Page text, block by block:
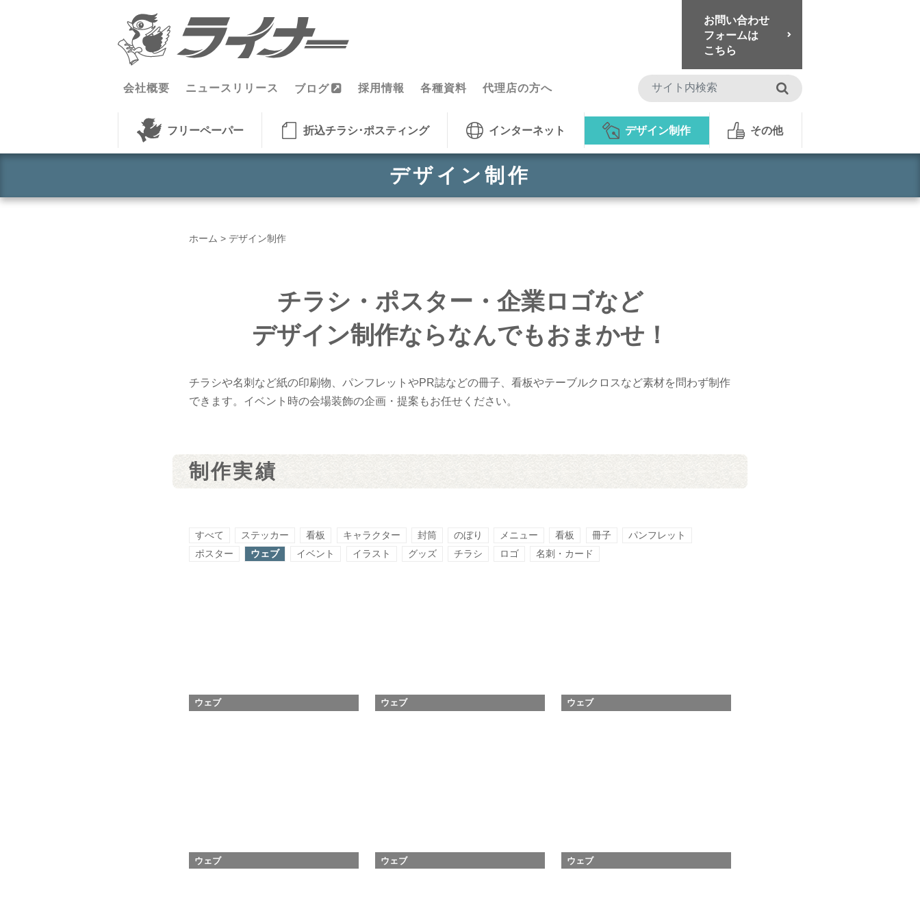
お問い合わせ
フォームは
こちら
会社概要 ニュースリリース ブログ 採用情報 各種資料 代理店の方へ 検索
フリーペーパー 折込チラシ･ポスティング インターネット デザイン制作 その他
デザイン制作
ホーム > デザイン制作
チラシ・ポスター・企業ロゴなど
デザイン制作ならなんでもおまかせ！
チラシや名刺など紙の印刷物、パンフレットやPR誌などの冊子、看板やテーブルクロスなど素材を問わず制作
できます。イベント時の会場装飾の企画・提案もお任せください。
制作実績
すべて ステッカー 看板 キャラクター 封筒 のぼり メニュー 看板 冊子
パンフレット
ポスター
ウェブ イベント イラスト グッズ チラシ ロゴ 名刺・カード
ウェブ ウェブ ウェブ
ウェブ ウェブ ウェブ